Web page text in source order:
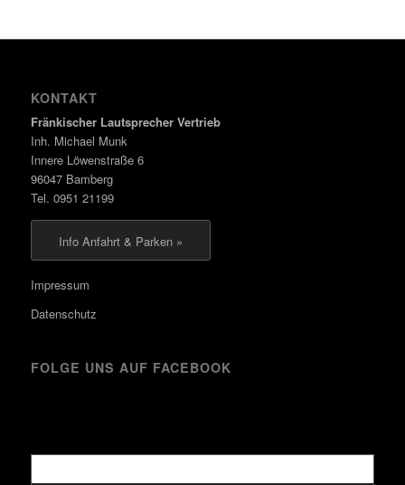
KONTAKT
Fränkischer Lautsprecher Vertrieb
Inh. Michael Munk
Innere Löwenstraße 6
96047 Bamberg
Tel. 0951 21199
Info Anfahrt & Parken »
Impressum
Datenschutz
FOLGE UNS AUF FACEBOOK